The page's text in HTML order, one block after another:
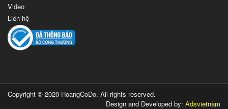
Video
Liên hệ
Copyright © 2020 HoangCoDo. All rights reserved.
Design and Developed by: Adsvietnam